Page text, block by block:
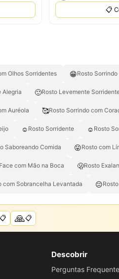
📋
Olhos Sorridentes 😁Rosto
Alegria 🙂Rosto Levemente
Auréola 🥰Rosto Sorrindo com
☺️ Rosto Sorridente ☺ Rosto
Saboreando Comida 😛Rosto com
Face com Mão na Boca 🫢Rosto
com Sobrancelha Levantada 😐
📋 🙏📋
Descobrir
Perguntas